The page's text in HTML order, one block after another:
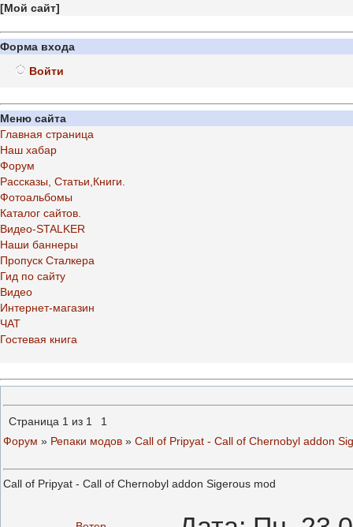
[Мой сайт]
Форма входа
Войти
Меню сайта
Главная страница
Наш хабар
Форум
Рассказы, Статьи,Книги.
Фотоальбомы
Каталог сайтов.
Видео-STALKER
Наши баннеры
Пропуск Сталкера
Гид по сайту
Видео
Интернет-магазин
ЧАТ
Гостевая книга
Страница 1 из 1
1
Форум » Репаки модов » Call of Pripyat - Call of Chernobyl addon
Call of Pripyat - Call of Chernobyl addon Sigerous mod